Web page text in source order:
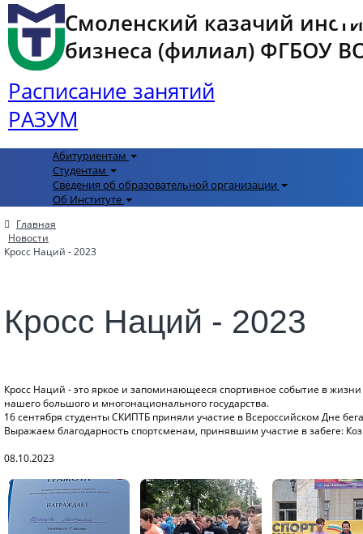
Смоленский казачий
бизнеса (филиал) ФГБОУ
Расписание занятий
РАЗУМ
Абитуриентам
Студентам
Сведения об образовательной организации
Об Институте
Главная
Новости
Кросс Наций - 2023
Кросс Наций - 2023
Кросс Наций - это яркое и запоминающееся спортивное событие в
нашего большого и многонационального государства.
16 сентября студенты СКИПТБ приняли участие в Всероссийском Дне
Выражаем благодарность спортсменам, принявшим участие в забеге:
08.10.2023